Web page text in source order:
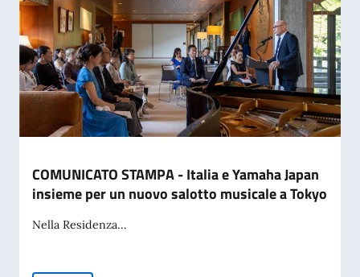
COMUNICATO STAMPA - Italia e Yamaha Japan
insieme per un nuovo salotto musicale a Tokyo
Nella Residenza...